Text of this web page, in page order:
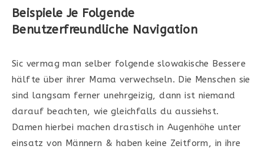
Beispiele Je Folgende
Benutzerfreundliche Navigation
Sic vermag man selber folgende slowakische Bessere
hälfte über ihrer Mama verwechseln. Die Menschen sie
sind langsam ferner unehrgeizig, dann ist niemand
darauf beachten, wie gleichfalls du aussiehst.
Damen hierbei machen drastisch in Augenhöhe unter
einsatz von Männern & haben keine Zeitform, in ihre